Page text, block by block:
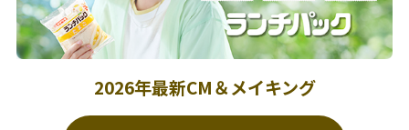
2026年最新CM＆メイキング